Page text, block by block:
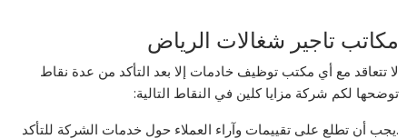
مكاتب تاجير شغالات الرياض
لا تتعاقد مع أي مكتب توظيف خادمات إلا بعد التأكد من عدة نقاط
توضحها لكم شركة مزايا كلين في النقاط التالية:
.يجب أن تطلع على تقييمات وآراء العملاء حول خدمات الشركة للتأكد